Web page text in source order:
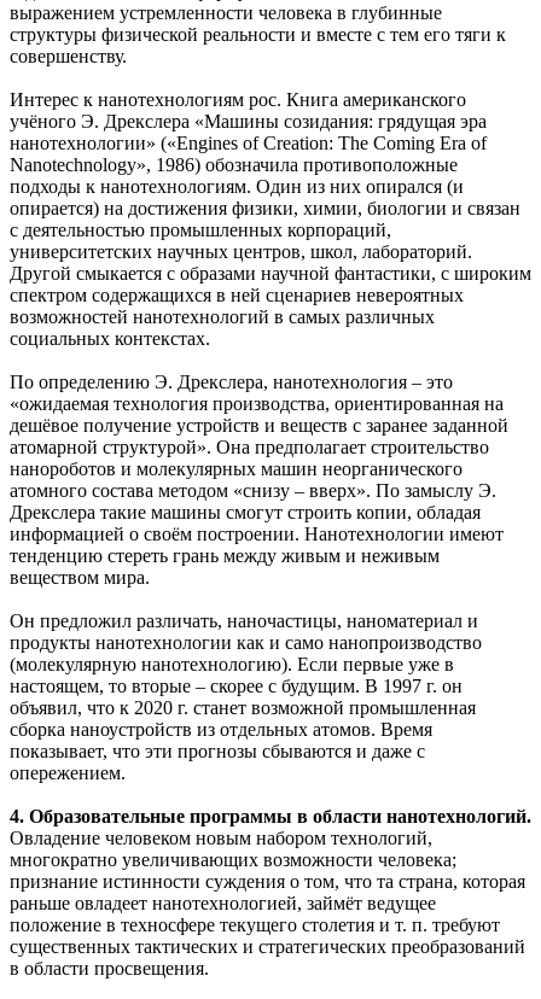
выражением устремленности человека в глубинные
структуры физической реальности и вместе с тем его тяги к
совершенству.
Интерес к нанотехнологиям рос. Книга американского
учёного Э. Дрекслера «Машины созидания: грядущая эра
нанотехнологии» («Engines of Creation: The Coming Era of
Nanotechnology», 1986) обозначила противоположные
подходы к нанотехнологиям. Один из них опирался (и
опирается) на достижения физики, химии, биологии и связан
с деятельностью промышленных корпораций,
университетских научных центров, школ, лабораторий.
Другой смыкается с образами научной фантастики, с широким
спектром содержащихся в ней сценариев невероятных
возможностей нанотехнологий в самых различных
социальных контекстах.
По определению Э. Дрекслера, нанотехнология – это
«ожидаемая технология производства, ориентированная на
дешёвое получение устройств и веществ с заранее заданной
атомарной структурой». Она предполагает строительство
нанороботов и молекулярных машин неорганического
атомного состава методом «снизу – вверх». По замыслу Э.
Дрекслера такие машины смогут строить копии, обладая
информацией о своём построении. Нанотехнологии имеют
тенденцию стереть грань между живым и неживым
веществом мира.
Он предложил различать, наночастицы, наноматериал и
продукты нанотехнологии как и само нанопроизводство
(молекулярную нанотехнологию). Если первые уже в
настоящем, то вторые – скорее с будущим. В 1997 г. он
объявил, что к 2020 г. станет возможной промышленная
сборка наноустройств из отдельных атомов. Время
показывает, что эти прогнозы сбываются и даже с
опережением.
4. Образовательные программы в области нанотехнологий.
Овладение человеком новым набором технологий,
многократно увеличивающих возможности человека;
признание истинности суждения о том, что та страна, которая
раньше овладеет нанотехнологией, займёт ведущее
положение в техносфере текущего столетия и т. п. требуют
существенных тактических и стратегических преобразований
в области просвещения.